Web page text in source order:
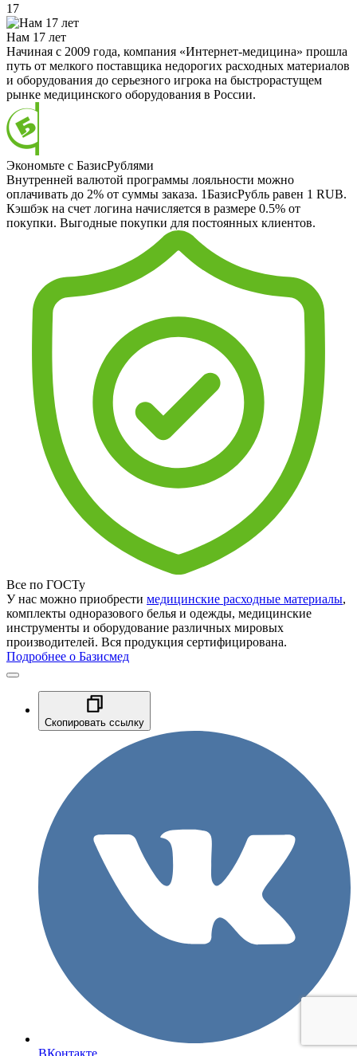
17
Нам 17 лет
Начиная с 2009 года, компания «Интернет-медицина» прошла
путь от мелкого поставщика недорогих расходных материалов
и оборудования до серьезного игрока на быстрорастущем
рынке медицинского оборудования в России.
Экономьте с БазисРублями
Внутренней валютой программы лояльности можно
оплачивать до 2% от суммы заказа. 1БазисРубль равен 1 RUB.
Кэшбэк на счет логина начисляется в размере 0.5% от
покупки. Выгодные покупки для постоянных клиентов.
Все по ГОСТу
У нас можно приобрести медицинские расходные материалы,
комплекты одноразового белья и одежды, медицинские
инструменты и оборудование различных мировых
производителей. Вся продукция сертифицирована.
Подробнее о Базисмед
Скопировать ссылку
ВКонтакте